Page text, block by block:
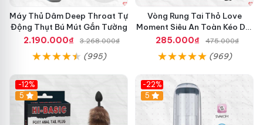
Máy Thủ Dâm Deep Throat Tự
Động Thụt Bú Mút Gắn Tường
2.190.000₫
3.268.000₫
(995)
Vòng Rung Tai Thỏ Love
Moment Siêu An Toàn Kéo Dài
Thời Gian
285.000₫ 475.000₫
(969)
-12%
Hot
5
-22%
5